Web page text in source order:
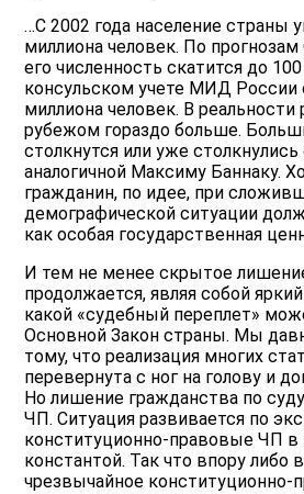
…С 2002 года население страны
миллиона человек. По
его численность скатится до
консульском учете МИД России
миллиона человек. В реальности
рубежом гораздо больше.
столкнутся или уже
аналогичной Максиму Баннаку.
гражданин, по идее, при
демографической ситуации
как особая государственная
И тем не менее скрытое
продолжается, являя собой
какой «судебный переплет»
Основной Закон страны. Мы
тому, что реализация многих
перевернута с ног на голову и
Но лишение гражданства по
ЧП. Ситуация развивается по
конституционно-правовые ЧП в
константой. Так что впору либо
чрезвычайное конституционно-